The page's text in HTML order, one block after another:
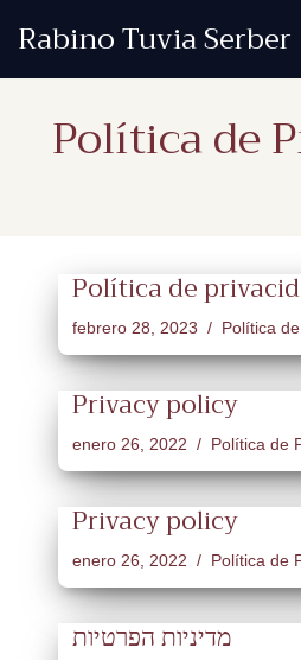
contenido
Rabino Tuvia Serber
Política de
Política de
febrero 28, 2023 Política
Privacy policy
enero 26, 2022 Política de
Privacy policy
enero 26, 2022 Política de
מדיניות הפרטיות